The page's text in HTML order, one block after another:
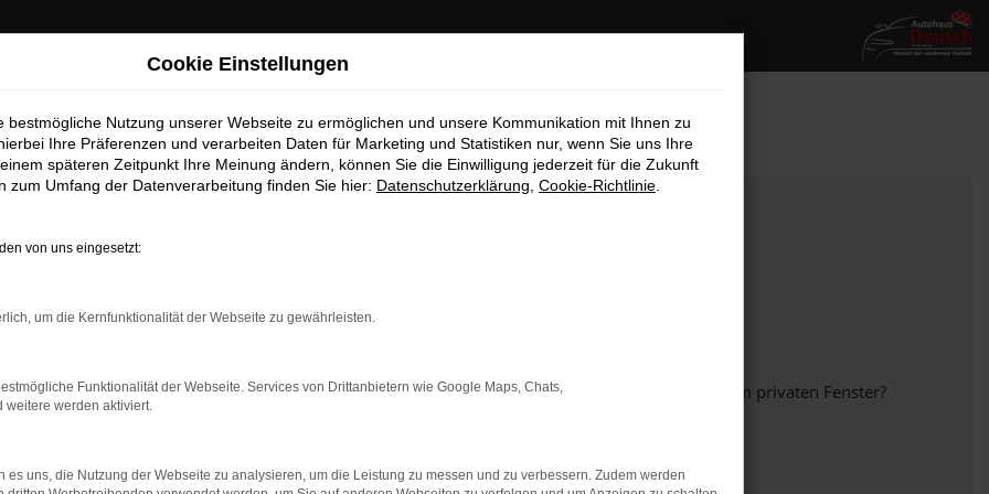
bestimmter Seiten verhindern. Funktioniert die Seite in einem anderen Browser oder in einem privaten Fenster?
auf dem neuesten Stand sind.
Cookie Einstellungen
bestmögliche Nutzung unserer Webseite zu ermöglichen und unsere Kommunikation mit Ihnen zu
Ihre Präferenzen und verarbeiten Daten für Marketing und Statistiken nur, wenn Sie uns Ihre
späteren Zeitpunkt Ihre Meinung ändern, können Sie die Einwilligung jederzeit für die Zukunft
zum Umfang der Datenverarbeitung finden Sie hier: Datenschutzerklärung Cookie-Richtlinie
von uns eingesetzt:
um die Kernfunktionalität der Webseite zu gewährleisten.
Funktionalität der Webseite. Services von Drittanbietern wie Google Maps, Chats,
weitere werden aktiviert.
es uns, die Nutzung der Webseite zu analysieren, um die Leistung zu messen und zu verbessern. Zudem werden